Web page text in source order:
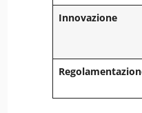
Innovazione